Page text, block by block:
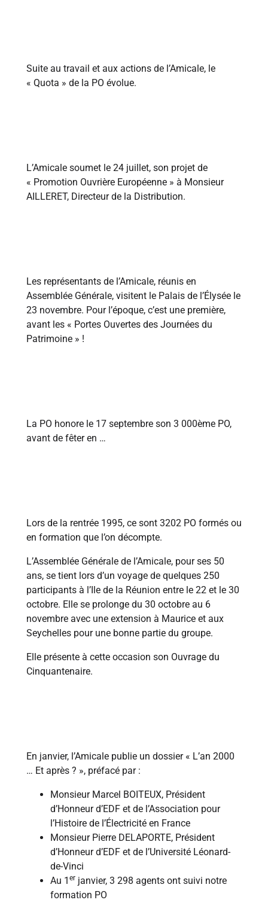
Suite au travail et aux actions de l’Amicale, le
« Quota » de la PO évolue.
L’Amicale soumet le 24 juillet, son projet de
« Promotion Ouvrière Européenne » à Monsieur
AILLERET, Directeur de la Distribution.
Les représentants de l’Amicale, réunis en
Assemblée Générale, visitent le Palais de l’Élysée le
23 novembre. Pour l’époque, c’est une première,
avant les « Portes Ouvertes des Journées du
Patrimoine » !
La PO honore le 17 septembre son 3 000ème PO,
avant de fêter en …
Lors de la rentrée 1995, ce sont 3202 PO formés ou
en formation que l’on décompte.
L’Assemblée Générale de l’Amicale, pour ses 50
ans, se tient lors d’un voyage de quelques 250
participants à l’Ile de la Réunion entre le 22 et le 30
octobre. Elle se prolonge du 30 octobre au 6
novembre avec une extension à Maurice et aux
Seychelles pour une bonne partie du groupe.
Elle présente à cette occasion son Ouvrage du
Cinquantenaire.
En janvier, l’Amicale publie un dossier « L’an 2000
… Et après ? », préfacé par :
Monsieur Marcel BOITEUX, Président
d’Honneur d’EDF et de l’Association pour
l’Histoire de l’Électricité en France
Monsieur Pierre DELAPORTE, Président
d’Honneur d’EDF et de l’Université Léonard-
de-Vinci
Au 1 er janvier, 3 298 agents ont suivi notre
formation PO